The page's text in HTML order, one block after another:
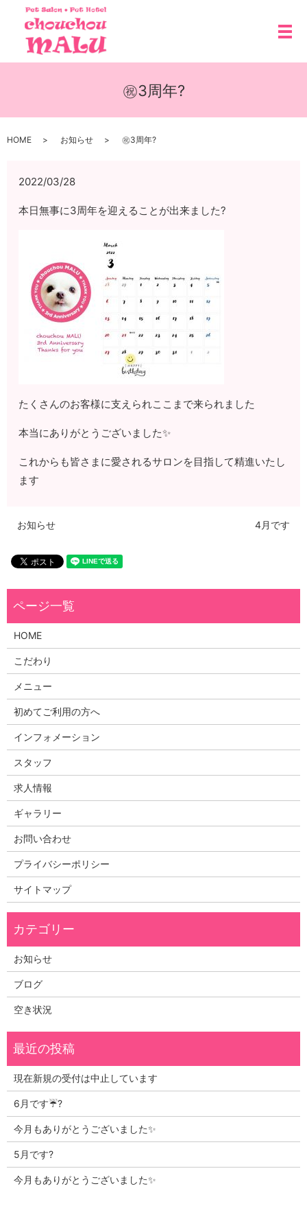
メ
㊗3周年?
HOME お知らせ ㊗3周年?
2022/03/28
本日無事に3周年を迎えることが出来ました?
たくさんのお客様に支えられここまで来られました
本当にありがとうございました✨
これからも皆さまに愛されるサロンを目指して精進いたし
ます
お知らせ 4月です
HOME
こだわり
メニュー
初めてご利用の方へ
インフォメーション
スタッフ
求人情報
ギャラリー
お問い合わせ
プライバシーポリシー
サイトマップ
お知らせ
ブログ
空き状況
現在新規の受付は中止しています
6月です☔?
今月もありがとうございました✨
5月です?
今月もありがとうございました✨